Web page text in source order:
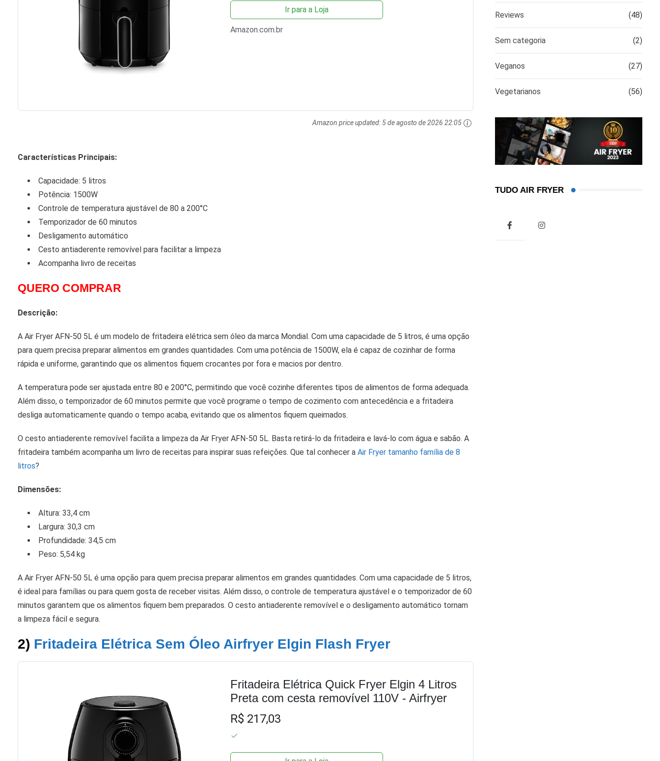
Ir para a Loja
Amazon.com.br
Amazon price updated: 5 de agosto de 2026 22:05
Características Principais:
Capacidade: 5 litros
Potência: 1500W
Controle de temperatura ajustável de 80 a 200°C
Temporizador de 60 minutos
Desligamento automático
Cesto antiaderente removível para facilitar a limpeza
Acompanha livro de receitas
QUERO COMPRAR
Descrição:
A Air Fryer AFN-50 5L é um modelo de fritadeira elétrica sem óleo da marca Mondial. Com uma capacidade de 5 litros, é uma opção
para quem precisa preparar alimentos em grandes quantidades. Com uma potência de 1500W, ela é capaz de cozinhar de forma
rápida e uniforme, garantindo que os alimentos fiquem crocantes por fora e macios por dentro.
A temperatura pode ser ajustada entre 80 e 200°C, permitindo que você cozinhe diferentes tipos de alimentos de forma adequada.
Além disso, o temporizador de 60 minutos permite que você programe o tempo de cozimento com antecedência e a fritadeira
desliga automaticamente quando o tempo acaba, evitando que os alimentos fiquem queimados.
O cesto antiaderente removível facilita a limpeza da Air Fryer AFN-50 5L. Basta retirá-lo da fritadeira e lavá-lo com água e sabão. A
fritadeira também acompanha um livro de receitas para inspirar suas refeições. Que tal conhecer a Air Fryer tamanho família de 8
litros?
Dimensões:
Altura: 33,4 cm
Largura: 30,3 cm
Profundidade: 34,5 cm
Peso: 5,54 kg
A Air Fryer AFN-50 5L é uma opção para quem precisa preparar alimentos em grandes quantidades. Com uma capacidade de 5 litros,
é ideal para famílias ou para quem gosta de receber visitas. Além disso, o controle de temperatura ajustável e o temporizador de 60
minutos garantem que os alimentos fiquem bem preparados. O cesto antiaderente removível e o desligamento automático tornam
a limpeza fácil e segura.
2) Fritadeira Elétrica Sem Óleo Airfryer Elgin Flash Fryer
Fritadeira Elétrica Quick Fryer Elgin 4 Litros
Preta com cesta removível 110V - Airfryer
R$ 217,03
Reviews (48)
Sem categoria (2)
Veganos (27)
Vegetarianos (56)
TUDO AIR FRYER